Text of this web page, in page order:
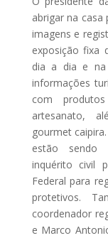
abrigar na
imagens e
exposição fixa
dia a dia e na
informações
com
artesanato,
gourmet
estão sendo
inquérito civil
Federal para
protetivos.
coordenador
e Marco